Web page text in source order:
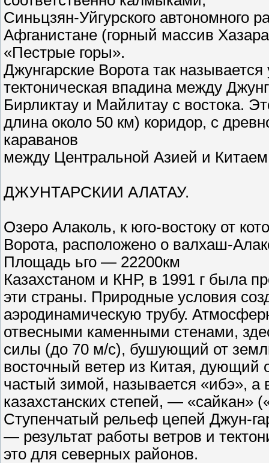
Синьцзян-Уйгурского автономного
Афганистане (горный массив
«Пестрые горы».
Джунгарские Ворота так
тектоническая впадина между
Бирликтау и Майлитау с востока.
длина около 50 км) коридор, с
караванов
между Центральной Азией и
ДЖУНТАРСКИИ АЛАТАУ.
Озеро Алаколь, к юго-востоку от
Ворота, расположено о валхаш-
Площадь ьго — 22200км
Казахстаном и КНР, в 1991 г была
эти страны. Природные условия
аэродинамическую трубу.
отвесными каменными стенами,
силы (до 70 м/с), бушующий от
восточный ветер из Китая, дующий
частый зимой, называется «ибэ», а
казахстанских степей, — «сайкан»
Ступенчатый рельеф цепей Джун-
— результат работы ветров и
это для северных районов.